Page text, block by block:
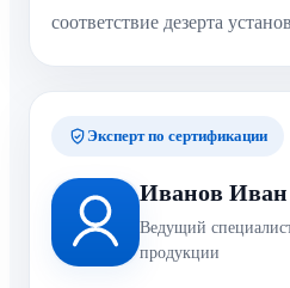
соответствие дезерта
Эксперт по сертификации
Иванов
Ведущий
продукции